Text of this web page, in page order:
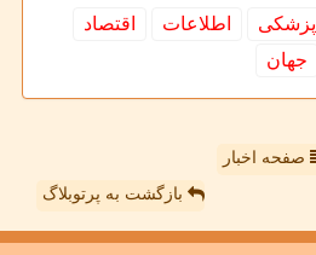
پزشكی اطلاعات
اقتصاد
جهان
صفحه اخبار
بازگشت به پرتوبلاگ